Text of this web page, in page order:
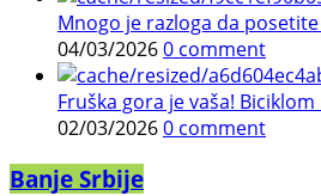
Mnogo je razloga da
04/03/20260 comment
Fruška gora je vaša! Biciklom
02/03/20260 comment
Banje Srbije